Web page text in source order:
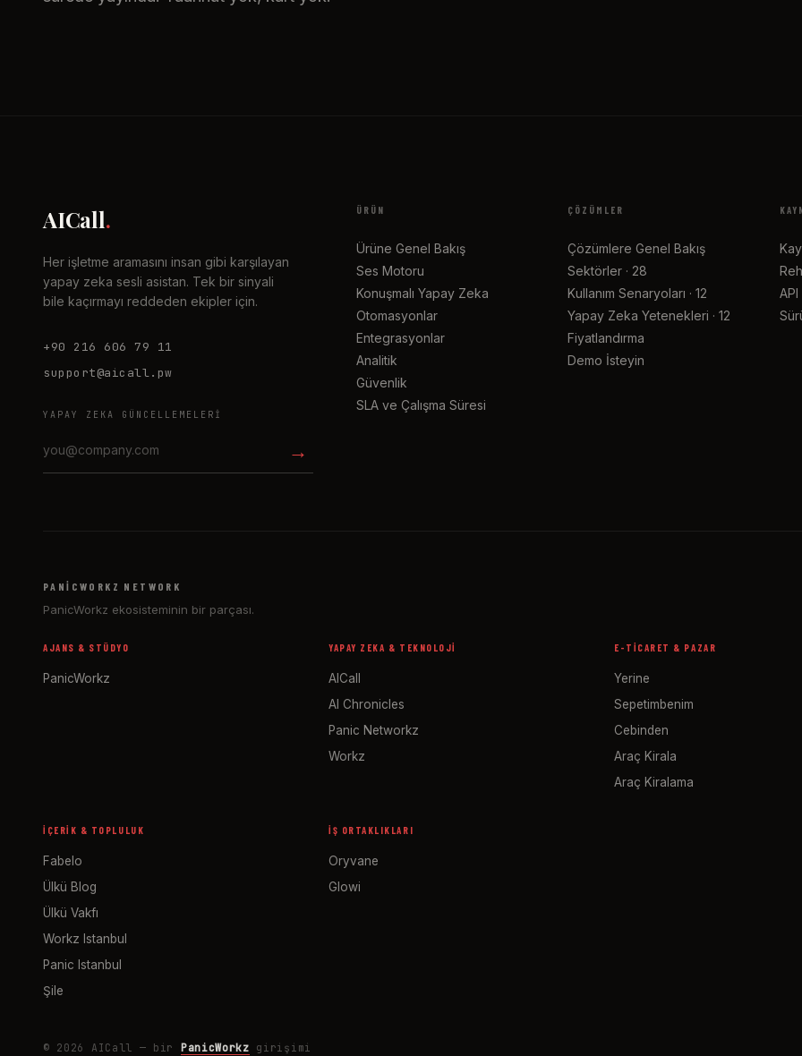
AICall.
Her işletme aramasını insan gibi karşılayan
yapay zeka sesli asistan. Tek bir sinyali
bile kaçırmayı reddeden ekipler için.
+90 216 606 79 11
support@aicall.pw
YAPAY ZEKA GÜNCELLEMELERI
→
ÜRÜN
Ürüne Genel Bakış
Ses Motoru
Konuşmalı Yapay Zeka
Otomasyonlar
Entegrasyonlar
Analitik
Güvenlik
SLA ve Çalışma Süresi
ÇÖZÜMLER
Çözümlere Genel Bakış
Sektörler · 28
Kullanım Senaryoları · 12
Yapay Zeka Yetenekleri · 12
Fiyatlandırma
Demo İsteyin
API
PANICWORKZ NETWORK
PanicWorkz ekosisteminin bir parçası.
AJANS & STÜDYO
PanicWorkz
YAPAY ZEKA & TEKNOLOJI
AICall
AI Chronicles
Panic Networkz
Workz
E-TICARET & PAZAR
Yerine
Sepetimbenim
Cebinden
Araç Kirala
Araç Kiralama
İÇERIK & TOPLULUK
Fabelo
Ülkü Blog
Ülkü Vakfı
Workz Istanbul
Panic Istanbul
Şile
İŞ ORTAKLIKLARI
Oryvane
Glowi
© 2026 AICall — bir PanicWorkz girişimi